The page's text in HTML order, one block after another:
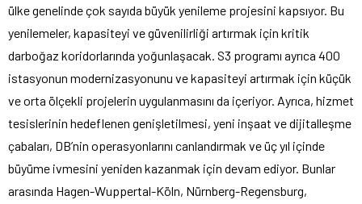
ülke genelinde çok sayıda büyük yenileme projesini kapsıyor. Bu
yenilemeler, kapasiteyi ve güvenilirliği artırmak için kritik
darboğaz koridorlarında yoğunlaşacak. S3 programı ayrıca 400
istasyonun modernizasyonunu ve kapasiteyi artırmak için küçük
ve orta ölçekli projelerin uygulanmasını da içeriyor. Ayrıca, hizmet
tesislerinin hedeflenen genişletilmesi, yeni inşaat ve dijitalleşme
çabaları, DB’nin operasyonlarını canlandırmak ve üç yıl içinde
büyüme ivmesini yeniden kazanmak için devam ediyor. Bunlar
arasında Hagen-Wuppertal-Köln, Nürnberg-Regensburg,